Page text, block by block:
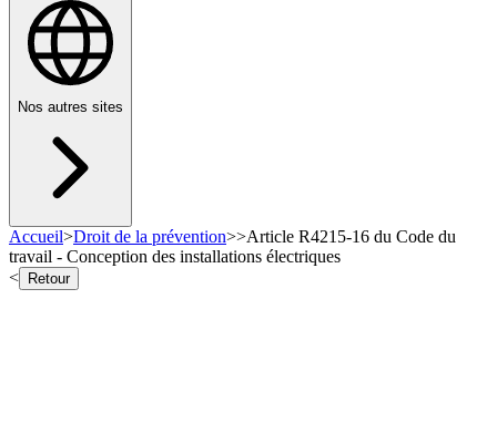
Nos autres sites
Accueil>Droit de la prévention>>Article R4215-16 du Code du
travail - Conception des installations électriques
<
Retour